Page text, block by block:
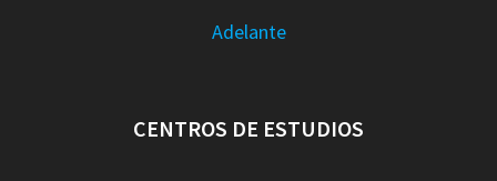
Adelante
CENTROS DE ESTUDIOS